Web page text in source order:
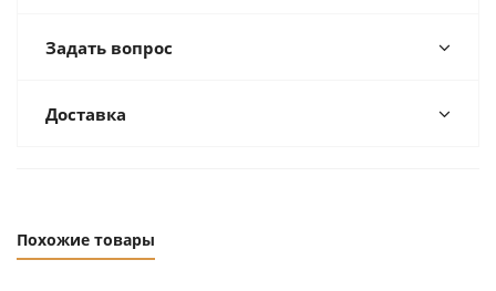
Задать вопрос
Доставка
Похожие товары